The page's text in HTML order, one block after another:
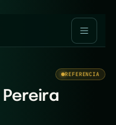
REFERENCIA
Pereira